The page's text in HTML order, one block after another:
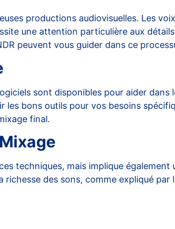
productions audiovisuelles. Les
une attention particulière aux
peuvent vous guider dans ce
sont disponibles pour aider
bons outils pour vos besoins
final.
techniques, mais implique
des sons, comme expliqué par